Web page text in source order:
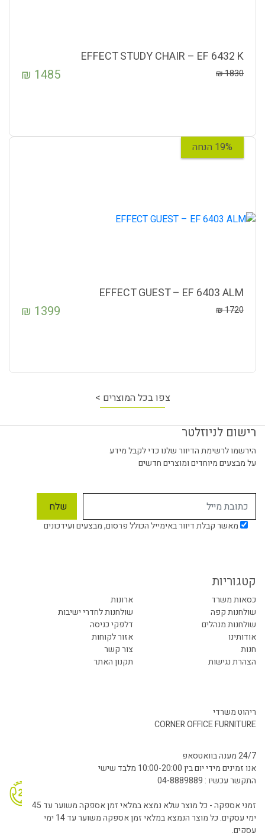
EFFECT STUDY CHAIR – EF 6432 K
1830
₪
1485
₪
19% הנחה
EFFECT GUEST – EF 6403 ALM
1720
₪
1399
₪
צפו בכל המוצרים >
רישום לניוזלטר
הירשמו לרשימת הדיוור שלנו כדי לקבל מידע
על מבצעים מיוחדים ומוצרים חדשים
מאשר קבלת דיוור באימייל הכולל פרסום, מבצעים ועידכונים
קטגוריות
כסאות משרד
ארונות
שולחנות קפה
שולחנות לחדרי ישיבות
שולחנות מנהלים
דלפקי כניסה
אודותינו
אזור לקוחות
חנות
צור קשר
הצהרת נגישות
תקנון האתר
ריהוט משרדי
CORNER OFFICE FURNITURE
24/7 מענה בוואטסאפ
אנו זמינים מידי יום בין 10:00-20:00 מלבד שישי
התקשר עכשיו : 04-8889889
זמני אספקה - כל מוצר שלא נמצא במלאי זמן אספקה משוער עד 45
ימי עסקים. כל מוצר הנמצא במלאי זמן אספקה משוער עד 14 ימי